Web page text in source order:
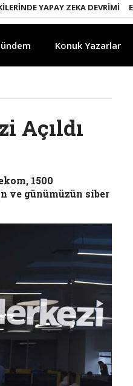
YAPAY ZEKA DEVRIMI
Konuk Yazarlar
Açıldı
1500
ve günümüzün siber